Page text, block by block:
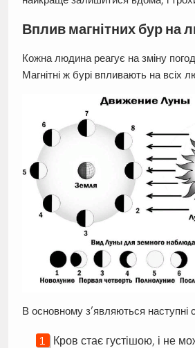
Вплив магнітних бур на
Кожна людина реагує на зміну
Магнітні ж бурі впливають на всіх
В основному з’являються наступні
Кров стає густішою, і не